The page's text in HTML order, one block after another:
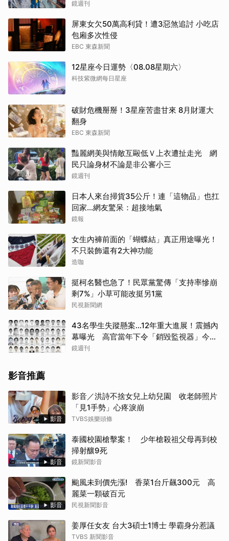
鏡週刊
屏東女欠50萬高利貸！遭3惡煞追討 小吃店
包廂多次性侵
EBC 東森新聞
12星座今日運勢〈08.08星期六〉
科技紫微網每日星座
破財危機掰掰！3星座苦盡甘來 8月財運大
翻身
EBC 東森新聞
豔麗網美與情敵互毆低Ｖ上衣遭扯走光 網
民只論身材不論是非公審小三
鏡週刊
日本人來台掃貨35公斤！連「這物品」也扛
回家...網友驚呆：超接地氣
鏡報
女生內褲前面的「蝴蝶結」真正用途曝光！
不只裝飾還有2大神功能
造咖
挺柯名醫也急了！民眾黨驚傳「支持率慘崩
剩7%」小草可能改挺另1黨
民視新聞網
43名學生失蹤懸案...12年重大進展！震撼內
幕曝光 高官當年下令「銷毀監視器」今遭
逮
鏡週刊
影音推薦
影音
影音／洪詩不捨女兒上幼兒園 收老師照片
「見1手勢」心疼淚崩
TVBS娛樂頭條
影音
泰國校園槍擊案！ 少年槍殺祖父母再到校
掃射釀9死
鏡新聞影音
影音
颱風未到價先漲! 香菜1台斤飆300元 高
麗菜一顆破百元
民視新聞影音
姜厚任女友 台大3碩士1博士 學霸身分惹議
TVBS 新聞影音
取消